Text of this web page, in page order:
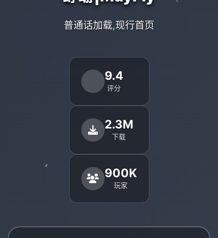
普通话加载,现行首页
9.4
评分
2.3M
下载
900K
玩家